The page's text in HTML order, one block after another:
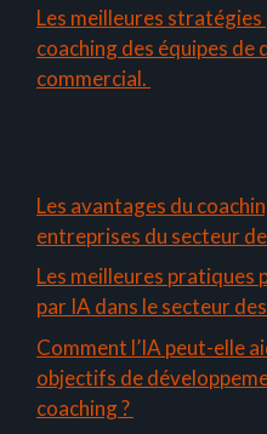
Les meilleures
coaching des équipes de
commercial.
Les avantages du
entreprises du secteur de
Les meilleures pratiques
par IA dans le secteur
Comment l’IA peut-elle
objectifs de
coaching ?